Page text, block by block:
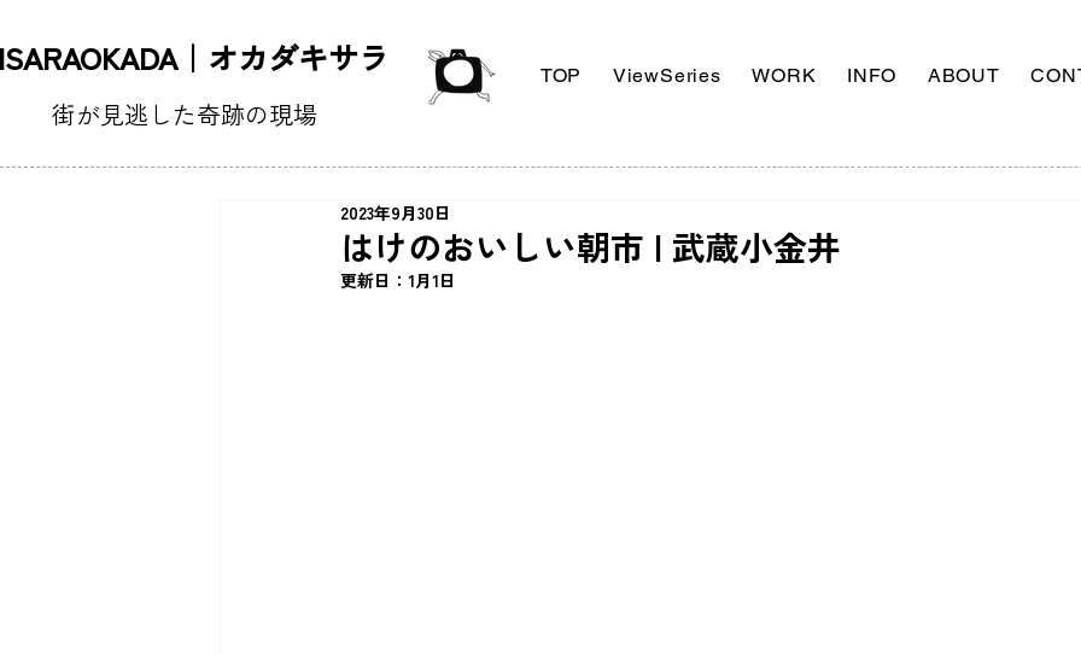
｜オカダキサラ
街が見逃した奇跡の現場
TOP ViewSeries WORK INFO ABOUT
はけのおいしい朝市 | 武蔵小金井
2023年9月30日
更新日： 1月1日